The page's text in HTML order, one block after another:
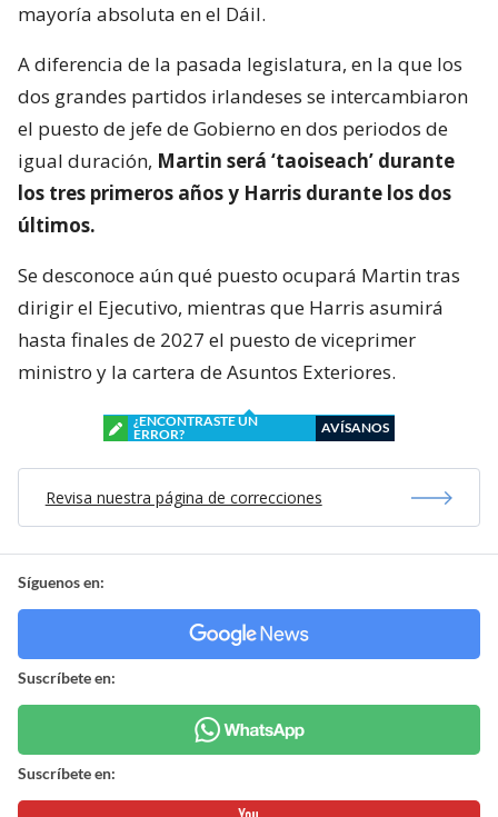
mayoría absoluta en el Dáil.
A diferencia de la pasada legislatura, en la que los
dos grandes partidos irlandeses se intercambiaron
el puesto de jefe de Gobierno en dos periodos de
igual duración, Martin será ‘taoiseach’ durante
los tres primeros años y Harris durante los dos
últimos.
Se desconoce aún qué puesto ocupará Martin tras
dirigir el Ejecutivo, mientras que Harris asumirá
hasta finales de 2027 el puesto de viceprimer
ministro y la cartera de Asuntos Exteriores.
¿ENCONTRASTE UN
ERROR?
AVÍSANOS
Revisa nuestra página de correcciones
Síguenos en:
Suscríbete en:
Suscríbete en: